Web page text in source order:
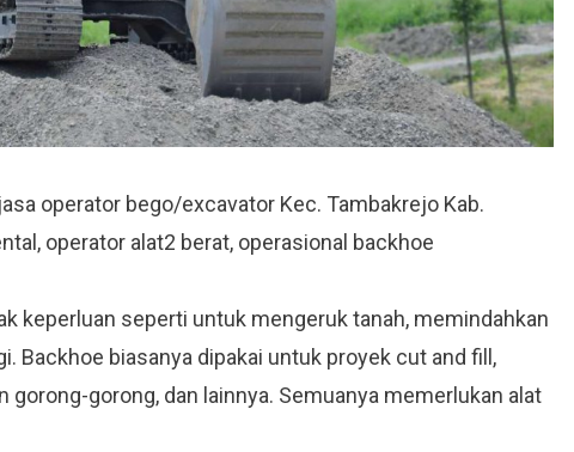
operator bego/excavator Kec. Tambakrejo Kab.
operator alat2 berat, operasional backhoe
keperluan seperti untuk mengeruk tanah, memindahkan
Backhoe biasanya dipakai untuk proyek cut and fill,
gorong-gorong, dan lainnya. Semuanya memerlukan alat